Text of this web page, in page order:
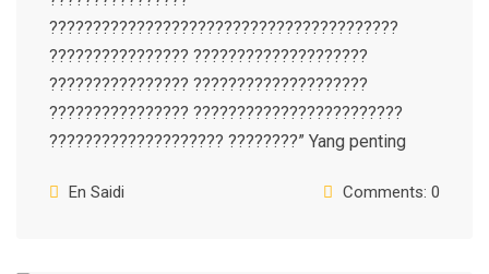
????????????????????????????????????????
???????????????? ????????????????????
???????????????? ????????????????????
???????????????? ????????????????????????
???????????????????? ????????” Yang penting
En Saidi Comments: 0